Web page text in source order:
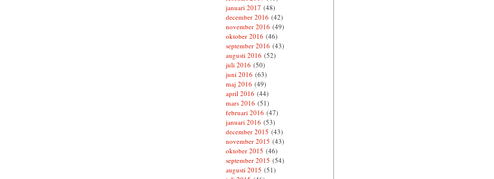
januari 2017 (48)
december 2016(42)
november 2016(49)
oktober 2016(46)
september 2016(43)
augusti 2016(52)
juli 2016(50)
juni 2016(63)
maj 2016(49)
april 2016(44)
mars 2016(51)
februari 2016(47)
januari 2016(53)
december 2015 (43)
november 2015 (43)
oktober 2015 (46)
september 2015 (54)
augusti 2015 (51)